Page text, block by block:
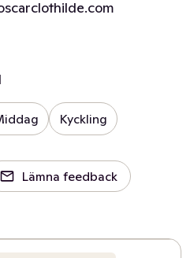
Kyckling
Lämna feedback